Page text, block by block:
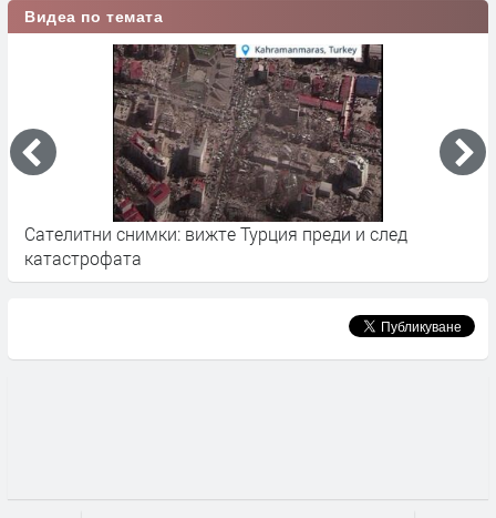
Видеа по темата
Сателитни снимки: вижте Турция преди и след
катастрофата